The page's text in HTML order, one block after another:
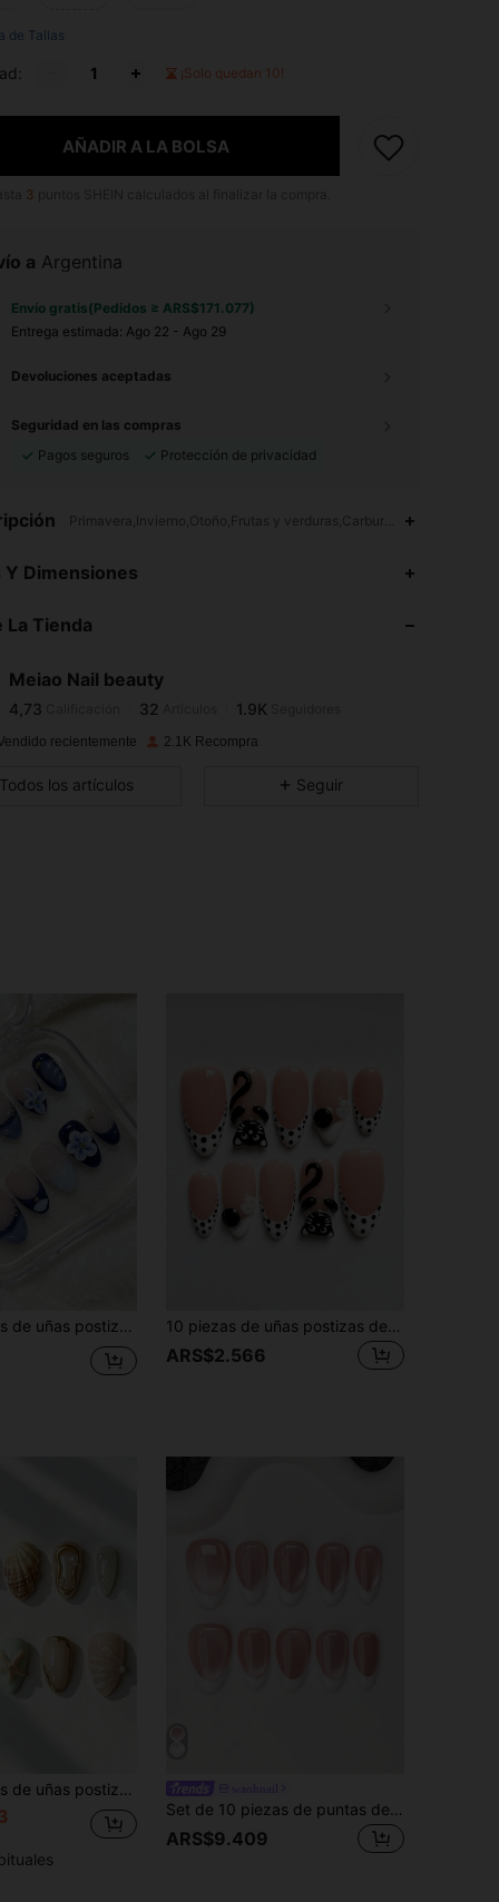
de Tallas
¡Solo quedan 10!
AÑADIR A LA BOLSA
3
a Argentina
Envío gratis(Pedidos ≥ ARS$171.077)
Entrega estimada: Ago 22 - Ago 29
Devoluciones aceptadas
Seguridad en las compras
Pagos seguros
Protección de privacidad
Primavera,Invierno,Otoño,Frutas y verduras,Carburo de Silicio
Y Dimensiones
La Tienda
Meiao Nail beauty
4,73
4,73
4,73 32
4,73
32 1.9K
seguidoHace 1 día
4,73 32
1.9K
recientemente 2.1K Recompra
Todos los artículos Seguir
con decoración de flor azul 3D y cuentas doradas, uñas elegantes retro de porcelana china azul y blanca, reutilizables para uso diario, citas y oficina, regalo ideal para chicas 10 piezas de uñas postizas de forma de almendra hechas a mano, punta francesa blanca, lunares, diseño de gato 3D, diseño de botón, pegatinas de uñas acrílicas minimalistas y lindas, adecuadas para niñas y mujeres para uso diario, vacaciones, campus, citas y otras ocasiones
ARS$2.566
con patrón de ondas de agua, concha, estrella de mar, perla, gota de agua y marco dorado, efecto 3D en relieve, estilo de vacaciones de verano, talladas, hechas a mano
Set de 10 piezas de puntas de uñas en forma de almendra estilo Y2K "baddie", color nude y blanco con diseño de puntas francesas y ojo de gato, adecuado para fiestas, bodas y uso diario, incluye herramientas, gran regalo para mujeres y niñas Uñas postizas
ARS$9.409